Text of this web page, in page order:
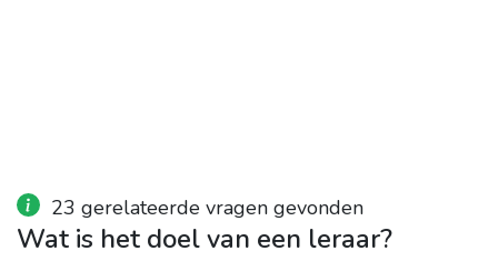
23 gerelateerde vragen gevonden
Wat is het doel van een leraar?